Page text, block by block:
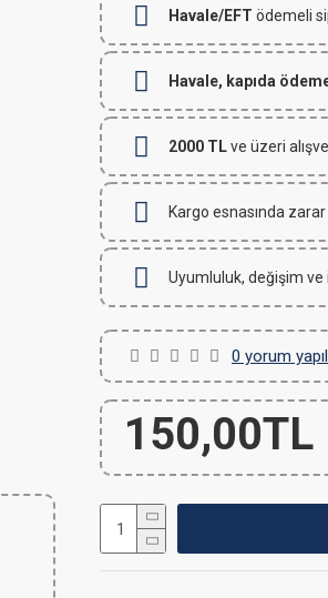
Havale/EFT ödemeli
Havale, kapıda
2000 TLve üzeri
Kargo esnasında
Uyumluluk, değişim ve
0 yorum
150,00TL